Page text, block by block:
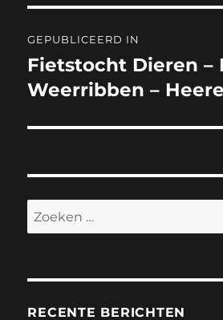
navigatie
GEPUBLICEERD IN
Fietstocht Dieren –
Weerribben –
Zoeken
naar:
RECENTE BERICHTEN